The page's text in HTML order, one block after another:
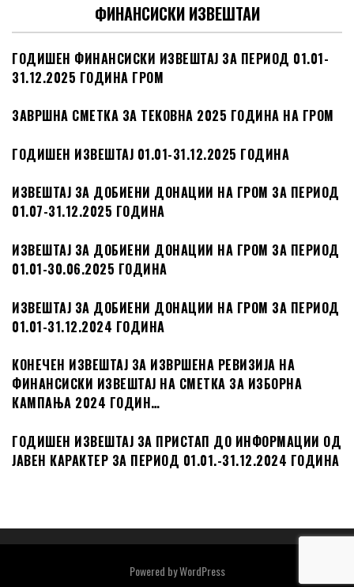
ФИНАНСИСКИ ИЗВЕШТАИ
ГОДИШЕН ФИНАНСИСКИ ИЗВЕШТАЈ ЗА ПЕРИОД 01.01-
31.12.2025 ГОДИНА ГРОМ
ЗАВРШНА СМЕТКА ЗА ТЕКОВНА 2025 ГОДИНА НА ГРОМ
ГОДИШЕН ИЗВЕШТАЈ 01.01-31.12.2025 ГОДИНА
ИЗВЕШТАЈ ЗА ДОБИЕНИ ДОНАЦИИ НА ГРОМ ЗА ПЕРИОД
01.07-31.12.2025 ГОДИНА
ИЗВЕШТАЈ ЗА ДОБИЕНИ ДОНАЦИИ НА ГРОМ ЗА ПЕРИОД
01.01-30.06.2025 ГОДИНА
ИЗВЕШТАЈ ЗА ДОБИЕНИ ДОНАЦИИ НА ГРОМ ЗА ПЕРИОД
01.01-31.12.2024 ГОДИНА
КОНЕЧЕН ИЗВЕШТАЈ ЗА ИЗВРШЕНА РЕВИЗИЈА НА
ФИНАНСИСКИ ИЗВЕШТАЈ НА СМЕТКА ЗА ИЗБОРНА
КАМПАЊА 2024 ГОДИН…
ГОДИШЕН ИЗВЕШТАЈ ЗА ПРИСТАП ДО ИНФОРМАЦИИ ОД
ЈАВЕН КАРАКТЕР ЗА ПЕРИОД 01.01.-31.12.2024 ГОДИНА
Powered byWordPress